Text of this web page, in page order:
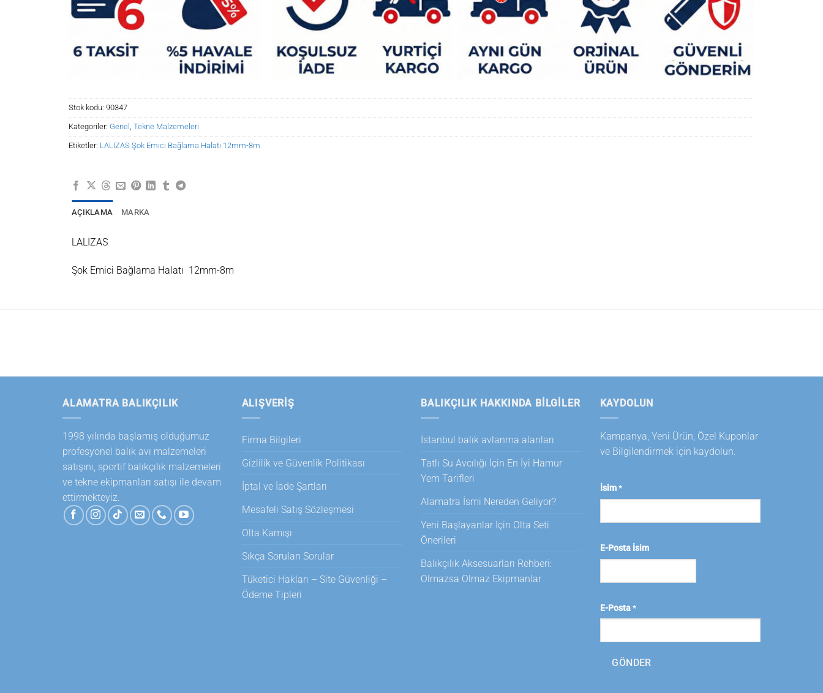
Stok kodu: 90347
Kategoriler: Genel Tekne Malzemeleri
Etiketler: LALIZAS Şok Emici Bağlama Halatı 12mm-8m
AÇIKLAMA MARKA
LALIZAS
Şok Emici Bağlama Halatı 12mm-8m
ALAMATRA BALIKÇILIK
1998 yılında başlamış olduğumuz
profesyonel balık avı malzemeleri
satışını, sportif balıkçılık malzemeleri
ve tekne ekipmanları satışı ile devam
ettirmekteyiz.
ALIŞVERİŞ
Firma Bilgileri
Gizlilik ve Güvenlik Politikası
İptal ve İade Şartları
Mesafeli Satış Sözleşmesi
Olta Kamışı
Sıkça Sorulan Sorular
Tüketici Hakları – Site Güvenliği –
Ödeme Tipleri
BALIKÇILIK HAKKINDA BILGILER
İstanbul balık avlanma alanları
Tatlı Su Avcılığı İçin En İyi Hamur
Yem Tarifleri
Alamatra İsmi Nereden Geliyor?
Yeni Başlayanlar İçin Olta Seti
Önerileri
Balıkçılık Aksesuarları Rehberi:
Olmazsa Olmaz Ekipmanlar
KAYDOLUN
Kampanya, Yeni Ürün, Özel Kuponlar
ve Bilgilendirmek için kaydolun.
İsim*
E-Posta İsim
E-Posta*
GÖNDER